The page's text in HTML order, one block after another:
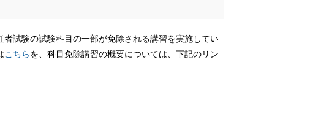
試験の試験科目の一部が免除される講習を実施してい
こちら を、科目免除講習の概要については、下記のリン